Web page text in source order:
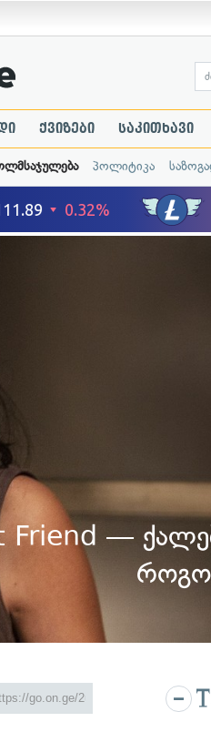
ქვიზები საკითხავი
პოლიტიკა
—